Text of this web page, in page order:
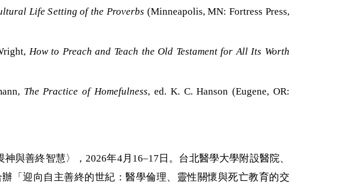
Life Setting of the Proverbs (Minneapolis, MN: Fortress Press,
How to Preach and Teach the Old Testament for All Its Worth
The Practice of Homefulness, ed. K. C. Hanson (Eugene, OR:
神與善終智慧〉，2026年4月 16–17 日。台北醫學大學附設醫院、
「迎向自主善終的世紀：醫學倫理、靈性關懷與死亡教育的交